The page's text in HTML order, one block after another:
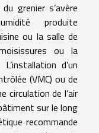
grenier s’avère
produite
ou la salle de
ou la
d’un
(VMC) ou de
circulation de l’air
sur le long
recommande